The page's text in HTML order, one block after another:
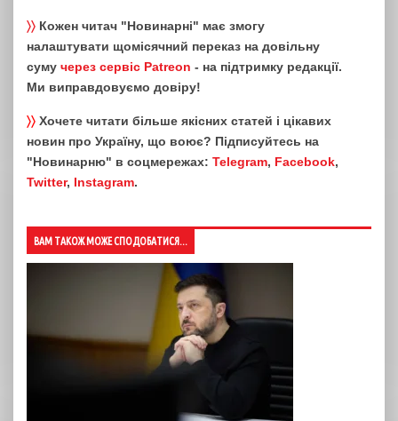
〉〉 Кожен читач "Новинарні" має змогу
налаштувати щомісячний переказ на довільну
суму через сервіс Patreon - на підтримку редакції.
Ми виправдовуємо довіру!
〉〉 Хочете читати більше якісних статей і цікавих
новин про Україну, що воює? Підписуйтесь на
"Новинарню" в соцмережах: Telegram, Facebook,
Twitter, Instagram.
ВАМ ТАКОЖ МОЖЕ СПОДОБАТИСЯ...